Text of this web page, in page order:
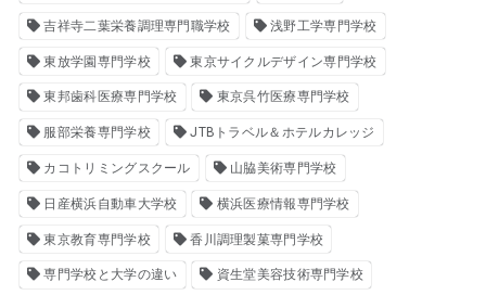
吉祥寺二葉栄養調理専門職学校 浅野工学専門学校
東放学園専門学校 東京サイクルデザイン専門学校
東邦歯科医療専門学校 東京呉竹医療専門学校
服部栄養専門学校 JTBトラベル＆ホテルカレッジ
カコトリミングスクール 山脇美術専門学校
日産横浜自動車大学校 横浜医療情報専門学校
東京教育専門学校 香川調理製菓専門学校
専門学校と大学の違い 資生堂美容技術専門学校